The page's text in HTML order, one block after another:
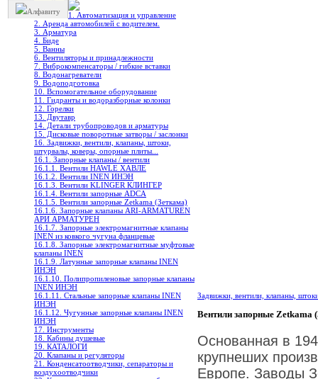
Алфавиту
1. Автоматизация и управление
2. Аренда автомобилей с водителем.
3. Арматура
4. Биде
5. Ванны
6. Вентиляторы и принадлежности
7. Виброкомпенсаторы / гибкие вставки
8. Водонагреватели
9. Водоподготовка
10. Вспомогательное оборудование
11. Гидранты и водоразборные колонки
12. Горелки
13. Двутавр
14. Детали трубопроводов и арматуры
15. Дисковые поворотные затворы / заслонки
16. Задвижки, вентили, клапаны, штоки,
штурвалы, коверы, опорные плиты...
16.1. Запорные клапаны / вентили
16.1.1. Вентили HAWLE ХАВЛЕ
16.1.2. Вентили INEN ИНЭН
16.1.3. Вентили KLINGER КЛИНГЕР
16.1.4. Вентили запорные ADCA
16.1.5. Вентили запорные Zetkama (Зеткама)
16.1.6. Запорные клапаны ARI-ARMATUREN
АРИ АРМАТУРЕН
16.1.7. Запорные электромагнитные клапаны
INEN из ковкого чугуна фланцевые
16.1.8. Запорные электромагнитные муфтовые
клапаны INEN
16.1.9. Латунные запорные клапаны INEN
ИНЭН
16.1.10. Полипропиленовые запорные клапаны
INEN ИНЭН
16.1.11. Стальные запорные клапаны INEN
ИНЭН
16.1.12. Чугунные запорные клапаны INEN
ИНЭН
17. Инструменты
18. Кабины душевые
19. КАТАЛОГИ
20. Клапаны и регуляторы
21. Конденсатоотводчики, сепараторы и
воздухоотводчики
Задвижки, вентили, клапаны,
Вентили запорные Zetkama
Основанная в
крупнеших
Европе. Заводы